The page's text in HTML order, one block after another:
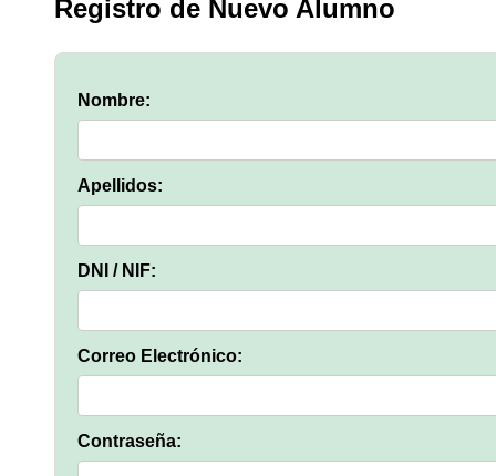
Registro de Nuevo Alumno
Nombre:
Apellidos:
DNI / NIF:
Correo Electrónico:
Contraseña: